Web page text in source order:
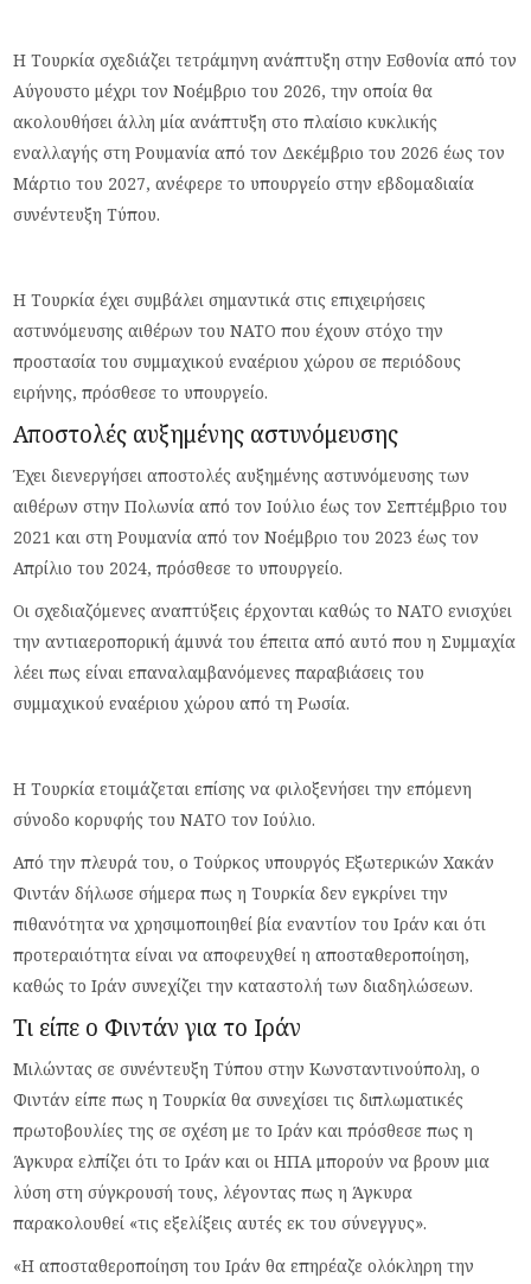
Η Τουρκία σχεδιάζει τετράμηνη ανάπτυξη στην Εσθονία από τον
Αύγουστο μέχρι τον Νοέμβριο του 2026, την οποία θα
ακολουθήσει άλλη μία ανάπτυξη στο πλαίσιο κυκλικής
εναλλαγής στη Ρουμανία από τον Δεκέμβριο του 2026 έως τον
Μάρτιο του 2027, ανέφερε το υπουργείο στην εβδομαδιαία
συνέντευξη Τύπου.
Η Τουρκία έχει συμβάλει σημαντικά στις επιχειρήσεις
αστυνόμευσης αιθέρων του ΝΑΤΟ που έχουν στόχο την
προστασία του συμμαχικού εναέριου χώρου σε περιόδους
ειρήνης, πρόσθεσε το υπουργείο.
Αποστολές αυξημένης αστυνόμευσης
Έχει διενεργήσει αποστολές αυξημένης αστυνόμευσης των
αιθέρων στην Πολωνία από τον Ιούλιο έως τον Σεπτέμβριο του
2021 και στη Ρουμανία από τον Νοέμβριο του 2023 έως τον
Απρίλιο του 2024, πρόσθεσε το υπουργείο.
Οι σχεδιαζόμενες αναπτύξεις έρχονται καθώς το ΝΑΤΟ ενισχύει
την αντιαεροπορική άμυνά του έπειτα από αυτό που η Συμμαχία
λέει πως είναι επαναλαμβανόμενες παραβιάσεις του
συμμαχικού εναέριου χώρου από τη Ρωσία.
Η Τουρκία ετοιμάζεται επίσης να φιλοξενήσει την επόμενη
σύνοδο κορυφής του ΝΑΤΟ τον Ιούλιο.
Από την πλευρά του, ο Τούρκος υπουργός Εξωτερικών Χακάν
Φιντάν δήλωσε σήμερα πως η Τουρκία δεν εγκρίνει την
πιθανότητα να χρησιμοποιηθεί βία εναντίον του Ιράν και ότι
προτεραιότητα είναι να αποφευχθεί η αποσταθεροποίηση,
καθώς το Ιράν συνεχίζει την καταστολή των διαδηλώσεων.
Τι είπε ο Φιντάν για το Ιράν
Μιλώντας σε συνέντευξη Τύπου στην Κωνσταντινούπολη, ο
Φιντάν είπε πως η Τουρκία θα συνεχίσει τις διπλωματικές
πρωτοβουλίες της σε σχέση με το Ιράν και πρόσθεσε πως η
Άγκυρα ελπίζει ότι το Ιράν και οι ΗΠΑ μπορούν να βρουν μια
λύση στη σύγκρουσή τους, λέγοντας πως η Άγκυρα
παρακολουθεί «τις εξελίξεις αυτές εκ του σύνεγγυς».
«Η αποσταθεροποίηση του Ιράν θα επηρέαζε ολόκληρη την